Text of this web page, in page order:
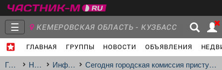
☰ КЕМЕРОВСКАЯ ОБЛАСТЬ - КУЗБАСС
ГЛАВНАЯ ГРУППЫ НОВОСТИ ОБЪЯВЛЕНИЯ
Главная
Группы
ГлавнаяНовостиИнформация Сегодня городская комиссия приступила к приёмке мест отдыха у воды.